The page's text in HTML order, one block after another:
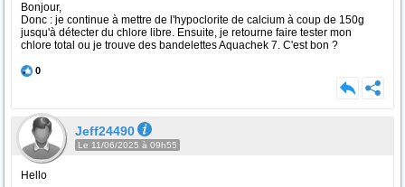
Bonjour,
Donc : je continue à mettre de l'hypoclorite de calcium à coup de 150g
jusqu'à détecter du chlore libre. Ensuite, je retourne faire tester mon
chlore total ou je trouve des bandelettes Aquachek 7. C'est bon ?
0
Jeff24490
Le 11/06/2025 à 09h55
Hello